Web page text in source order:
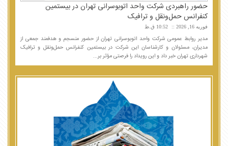
حضور راهبردی شرکت واحد اتوبوسرانی تهران در بیستمین
کنفرانس حمل‌ونقل و ترافیک
فوریه 16, 2026 10:52 ق.ظ
مدیر روابط عمومی شرکت واحد اتوبوسرانی تهران از حضور منسجم و هدفمند جمعی از
مدیران، مسئولان و کارشناسان این شرکت در بیستمین کنفرانس حمل‌ونقل و ترافیک
شهرداری تهران خبر داد و این رویداد را فرصتی مؤثر بر...